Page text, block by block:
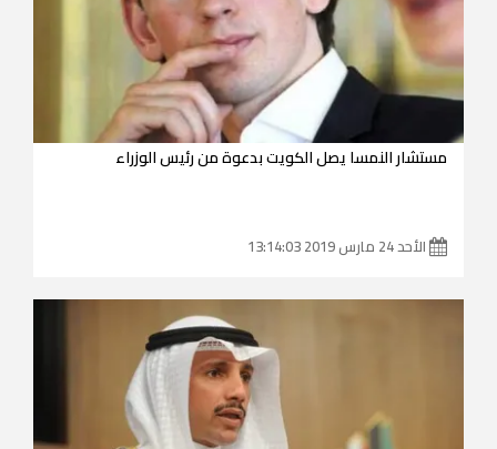
مستشار النمسا يصل الكويت بدعوة من رئيس الوزراء
الأحد 24 مارس 2019 13:14:03